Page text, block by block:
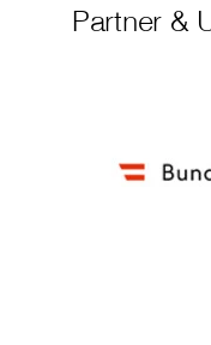
Partner &